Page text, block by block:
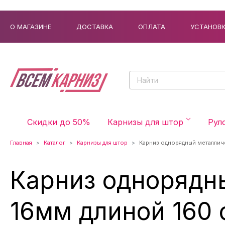
О МАГАЗИНЕ ДОСТАВКА ОПЛАТА
Скидки до 50% Карнизы для штор
Главная Каталог Карнизы для штор Карниз однорядный
Карниз
16мм длиной 160